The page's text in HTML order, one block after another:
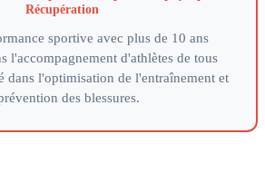
Récupération
sportive avec plus de 10 ans
l'accompagnement d'athlètes de tous
dans l'optimisation de l'entraînement et
des blessures.